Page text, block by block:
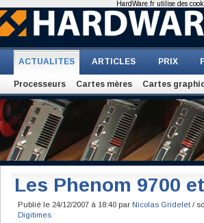
ACTUALITES ARTICLES PRIX
Processeurs Cartes mères Cartes
Les Phenom 9700
Publié le 24/12/2007 à 18:40 par Nicolas Gridelet /
Digitimes
HardWare.fr utilise des